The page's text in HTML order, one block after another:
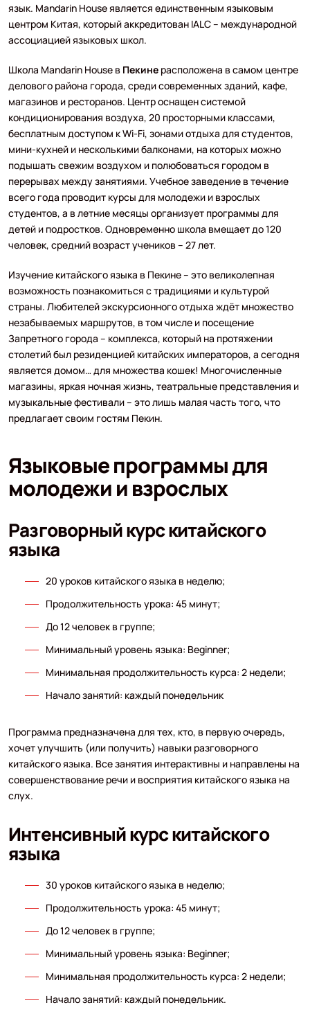
язык. Mandarin House является единственным языковым
центром Китая, который аккредитован IALC – международной
ассоциацией языковых школ.
Школа Mandarin House в Пекинерасположена в самом центре
делового района города, среди современных зданий, кафе,
магазинов и ресторанов. Центр оснащен системой
кондиционирования воздуха, 20 просторными классами,
бесплатным доступом к Wi-Fi, зонами отдыха для студентов,
мини-кухней и несколькими балконами, на которых можно
подышать свежим воздухом и полюбоваться городом в
перерывах между занятиями. Учебное заведение в течение
всего года проводит курсы для молодежи и взрослых
студентов, а в летние месяцы организует программы для
детей и подростков. Одновременно школа вмещает до 120
человек, средний возраст учеников – 27 лет.
Изучение китайского языка в Пекине – это великолепная
возможность познакомиться с традициями и культурой
страны. Любителей экскурсионного отдыха ждёт множество
незабываемых маршрутов, в том числе и посещение
Запретного города – комплекса, который на протяжении
столетий был резиденцией китайских императоров, а сегодня
является домом… для множества кошек! Многочисленные
магазины, яркая ночная жизнь, театральные представления и
музыкальные фестивали – это лишь малая часть того, что
предлагает своим гостям Пекин.
Языковые программы для
молодежи и взрослых
Разговорный курс китайского
языка
20 уроков китайского языка в неделю;
Продолжительность урока: 45 минут;
До 12 человек в группе;
Минимальный уровень языка: Beginner;
Минимальная продолжительность курса: 2 недели;
Начало занятий: каждый понедельник
Программа предназначена для тех, кто, в первую очередь,
хочет улучшить (или получить) навыки разговорного
китайского языка. Все занятия интерактивны и направлены на
совершенствование речи и восприятия китайского языка на
слух.
Интенсивный курс китайского
языка
30 уроков китайского языка в неделю;
Продолжительность урока: 45 минут;
До 12 человек в группе;
Минимальный уровень языка: Beginner;
Минимальная продолжительность курса: 2 недели;
Начало занятий: каждый понедельник.